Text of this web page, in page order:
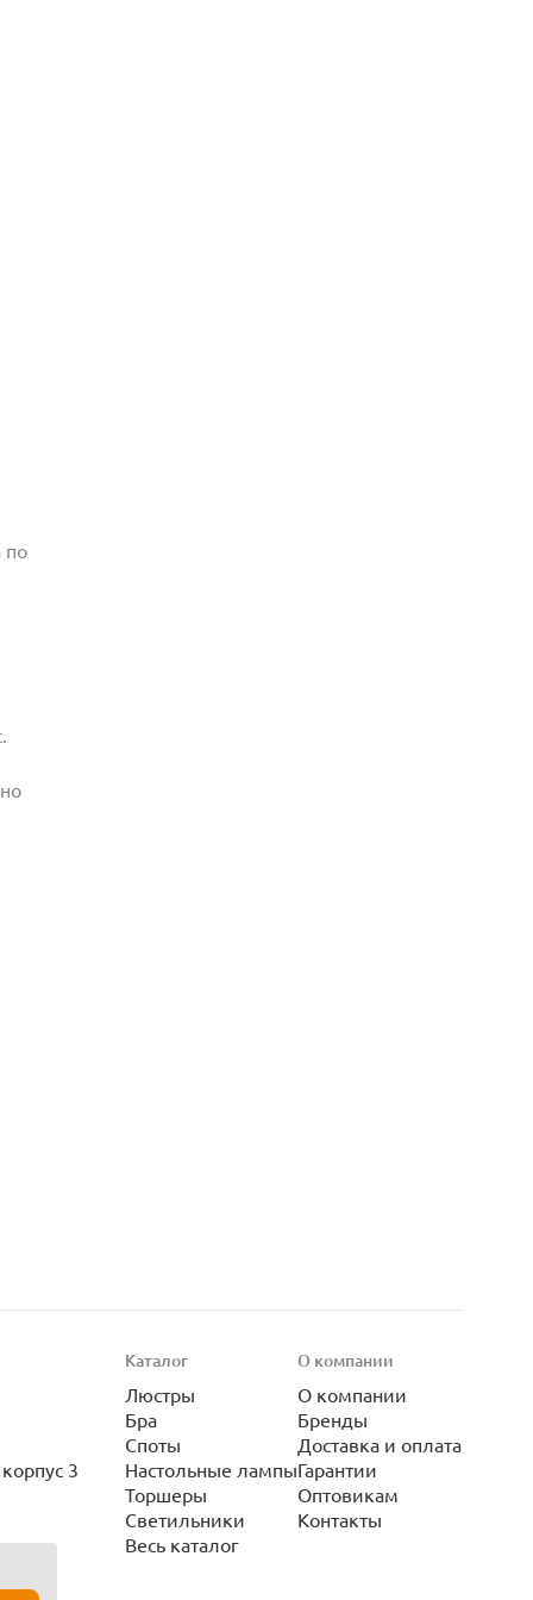
по
3
Каталог
Люстры
Бра
Споты
Настольные лампы
Торшеры
Светильники
Весь каталог
О компании
О компании
Бренды
Доставка и оплата
Гарантии
Оптовикам
Контакты